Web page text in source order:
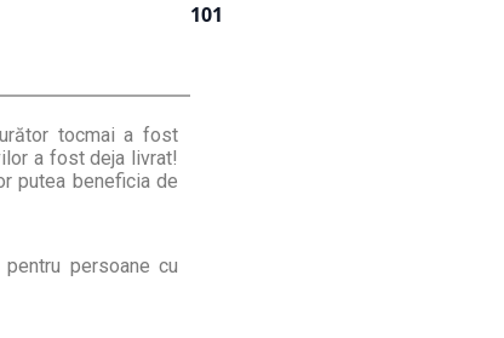
tocmai a fost
a fost deja livrat!
putea beneficia de
persoane cu
101